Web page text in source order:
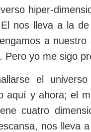
hiper-
nos lleva a la
a nuestro
Pero yo me sigo
el
aquí y ahora; el
cuatro
nos lleva